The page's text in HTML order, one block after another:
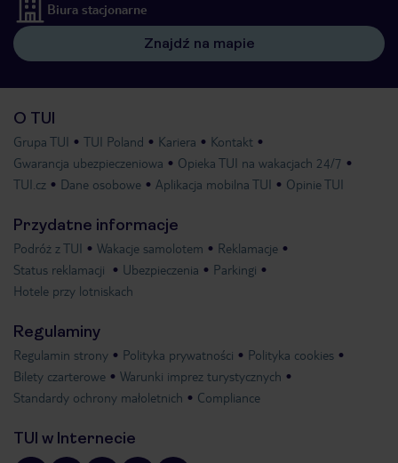
Biura stacjonarne
Znajdź na mapie
O TUI
Grupa TUI TUI Poland Kariera
Kontakt
Gwarancja ubezpieczeniowa
Opieka TUI na wakacjach 24/7
TUI.cz
Dane osobowe Aplikacja mobilna TUI Opinie TUI
Przydatne informacje
Podróż z TUI Wakacje samolotem
Reklamacje
Status reklamacji
Ubezpieczenia
Parkingi
Hotele przy lotniskach
Regulaminy
Regulamin strony Polityka prywatności
Polityka cookies
Bilety czarterowe
Warunki imprez turystycznych
Standardy ochrony małoletnich
Compliance
TUI w Internecie